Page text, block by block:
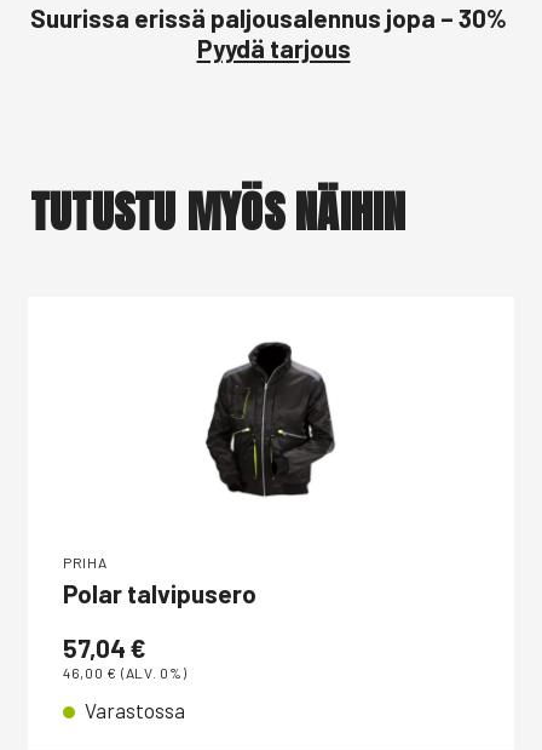
Suurissa erissä paljousalennus jopa – 30%
Pyydä tarjous
TUTUSTU MYÖS NÄIHIN
PRIHA
Polar talvipusero
57,04 €
46,00 € (ALV. 0%)
Varastossa